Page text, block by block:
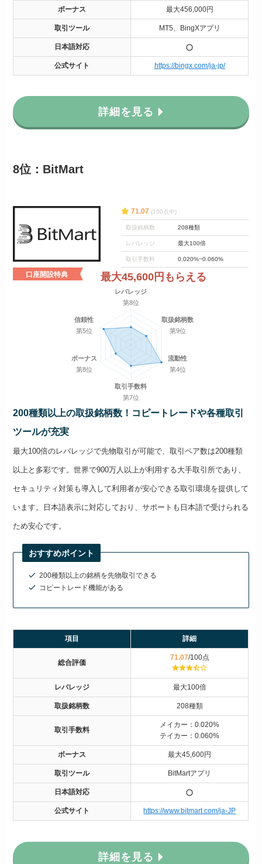
ボーナス 最大456,000円
取引ツール MT5、BingXアプリ
日本語対応
公式サイト https://bingx.com/ja-jp/
詳細を見る
8位：BitMart
71.07 (100点中)
取扱銘柄数 208種類
レバレッジ 最大100倍
取引手数料 0.020%~0.060%
口座開設特典 最大45,600円もらえる
レバレッジ
第8位
取扱銘柄数
第9位
流動性
第4位
取引手数料
第7位
ボーナス
第8位
信頼性
第5位
200種類以上の取扱銘柄数！コピートレードや各種取引
ツールが充実
最大100倍のレバレッジで先物取引が可能で、取引ペア数は200種類
以上と多彩です。世界で900万人以上が利用する大手取引所であり、
セキュリティ対策も導入して利用者が安心できる取引環境を提供して
います。日本語表示に対応しており、サポートも日本語で受けられる
ため安心です。
おすすめポイント
200種類以上の銘柄を先物取引できる
コピートレード機能がある
項目 詳細
総合評価
71.07/100点
レバレッジ 最大100倍
取扱銘柄数 208種類
取引手数料
メイカー：0.020%
テイカー：0.060%
ボーナス 最大45,600円
取引ツール BitMartアプリ
日本語対応
公式サイト https://www.bitmart.com/ja-JP
詳細を見る